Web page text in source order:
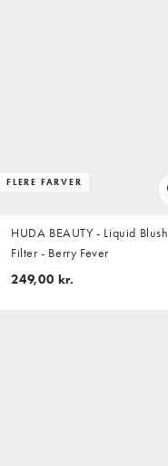
FLERE FARVER
HUDA BEAUTY - Liquid Blush
Filter - Berry Fever
249,00 kr.